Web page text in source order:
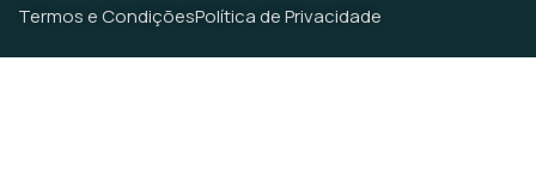
Termos e CondiçõesPolítica de Privacidade